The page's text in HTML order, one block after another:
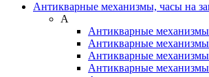
Антикварные механизмы, часы на
А
Антикварные
Антикварные
Антикварные
Антикварные механизмы